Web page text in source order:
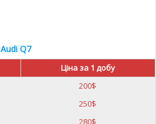
Audi Q7
Ціна за 1 добу
200$
250$
280$